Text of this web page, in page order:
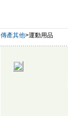
傳產其他>運動用品